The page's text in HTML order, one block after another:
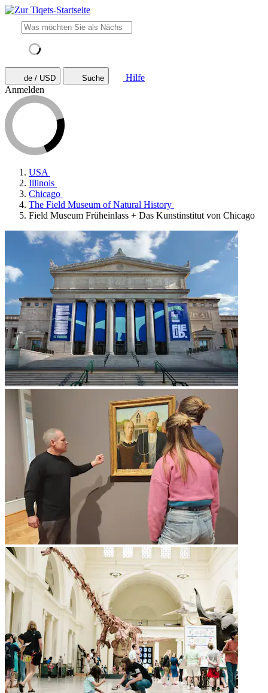
de / USD Suche
Hilfe
Anmelden
USA
Illinois
Chicago
The Field Museum of Natural History
Field Museum Früheinlass + Das Kunstinstitut von Chicago